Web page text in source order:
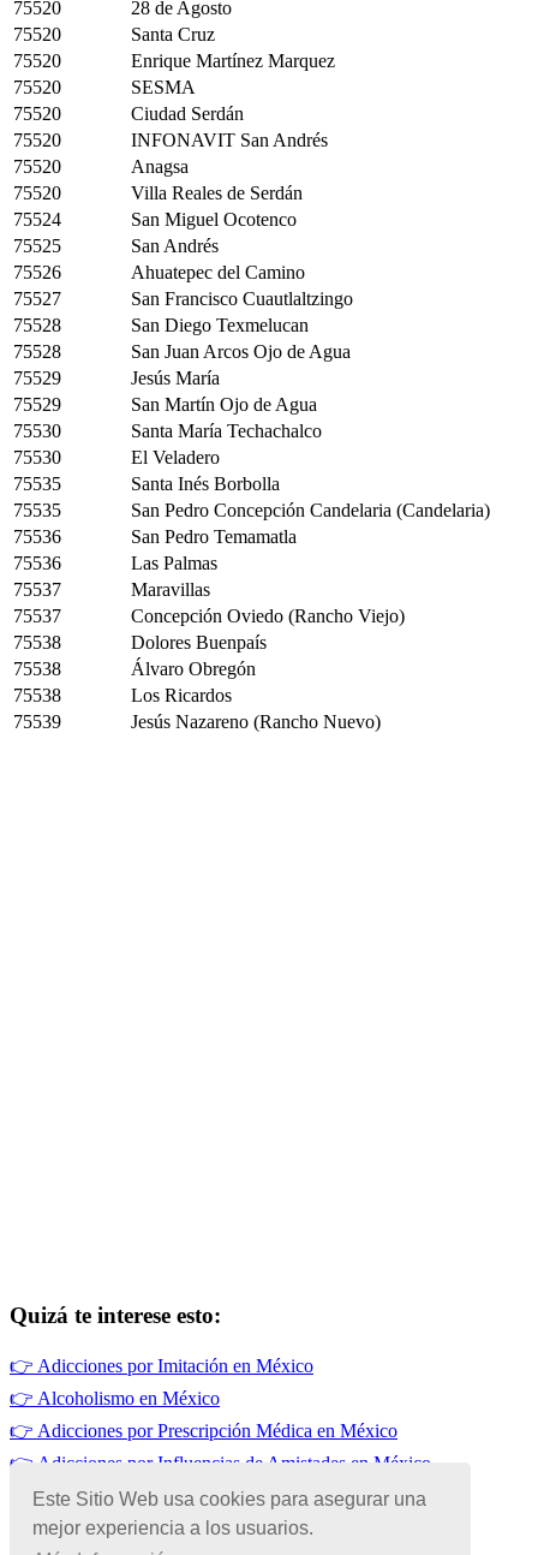
Este Sitio Web usa cookies para asegurar una
mejor experiencia a los usuarios.
75520
28 de Agosto
75520
Santa Cruz
75520
Enrique Martínez Marquez
75520
SESMA
75520
Ciudad Serdán
75520
INFONAVIT San Andrés
75520
Anagsa
75520
Villa Reales de Serdán
75524
San Miguel Ocotenco
75525
San Andrés
75526
Ahuatepec del Camino
75527
San Francisco Cuautlaltzingo
75528
San Diego Texmelucan
75528
San Juan Arcos Ojo de Agua
75529
Jesús María
75529
San Martín Ojo de Agua
75530
Santa María Techachalco
75530
El Veladero
75535
Santa Inés Borbolla
75535
San Pedro Concepción Candelaria (Candelaria)
75536
San Pedro Temamatla
75536
Las Palmas
75537
Maravillas
75537
Concepción Oviedo (Rancho Viejo)
75538
Dolores Buenpaís
75538
Álvaro Obregón
75538
Los Ricardos
75539
Jesús Nazareno (Rancho Nuevo)
Quizá te interese esto:
👉 Adicciones por Imitación en México
👉 Alcoholismo en México
👉 Adicciones por Prescripción Médica en México
👉 Adicciones por Influencias de Amistades en México
👉Adicciones por Baja Autoestima
👉Drogadicción en México